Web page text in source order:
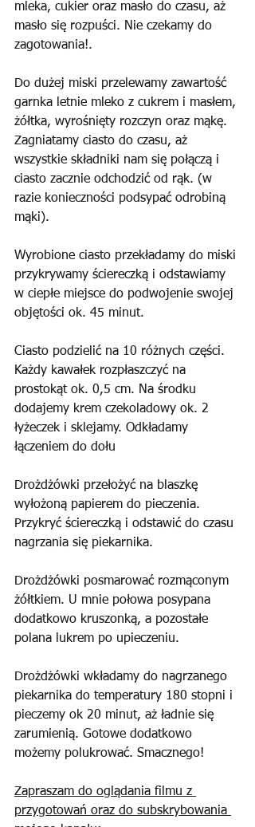
mleka, cukier oraz masło do czasu, aż
masło się rozpuści. Nie czekamy do
zagotowania!.
Do dużej miski przelewamy zawartość
garnka letnie mleko z cukrem i masłem,
żółtka, wyrośnięty rozczyn oraz mąkę.
Zagniatamy ciasto do czasu, aż
wszystkie składniki nam się połączą i
ciasto zacznie odchodzić od rąk. (w
razie konieczności podsypać odrobiną
mąki).
Wyrobione ciasto przekładamy do miski
przykrywamy ściereczką i odstawiamy
w ciepłe miejsce do podwojenie swojej
objętości ok. 45 minut.
Ciasto podzielić na 10 różnych części.
Każdy kawałek rozpłaszczyć na
prostokąt ok. 0,5 cm. Na środku
dodajemy krem czekoladowy ok. 2
łyżeczek i sklejamy. Odkładamy
łączeniem do dołu
Drożdżówki przełożyć na blaszkę
wyłożoną papierem do pieczenia.
Przykryć ściereczką i odstawić do czasu
nagrzania się piekarnika.
Drożdżówki posmarować rozmąconym
żółtkiem. U mnie połowa posypana
dodatkowo kruszonką, a pozostałe
polana lukrem po upieczeniu.
Drożdżówki wkładamy do nagrzanego
piekarnika do temperatury 180 stopni i
pieczemy ok 20 minut, aż ładnie się
zarumienią. Gotowe dodatkowo
możemy polukrować. Smacznego!
Zapraszam do oglądania filmu z
przygotowań oraz do subskrybowania